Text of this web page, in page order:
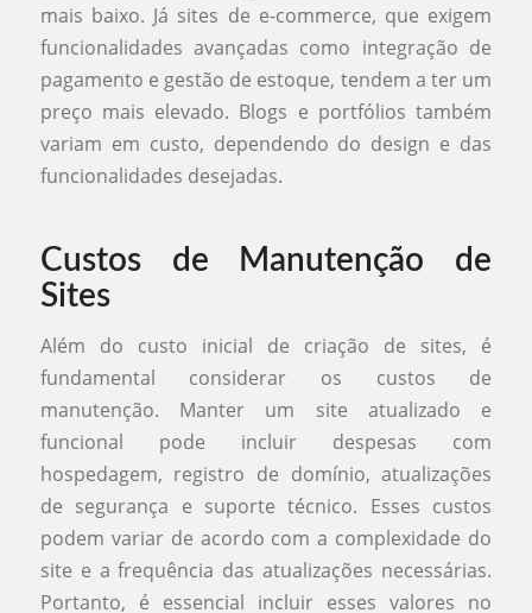
mais baixo. Já sites de e-commerce, que exigem
funcionalidades avançadas como integração de
pagamento e gestão de estoque, tendem a ter um
preço mais elevado. Blogs e portfólios também
variam em custo, dependendo do design e das
funcionalidades desejadas.
Custos de Manutenção de
Sites
Além do custo inicial de criação de sites, é
fundamental considerar os custos de
manutenção. Manter um site atualizado e
funcional pode incluir despesas com
hospedagem, registro de domínio, atualizações
de segurança e suporte técnico. Esses custos
podem variar de acordo com a complexidade do
site e a frequência das atualizações necessárias.
Portanto, é essencial incluir esses valores no